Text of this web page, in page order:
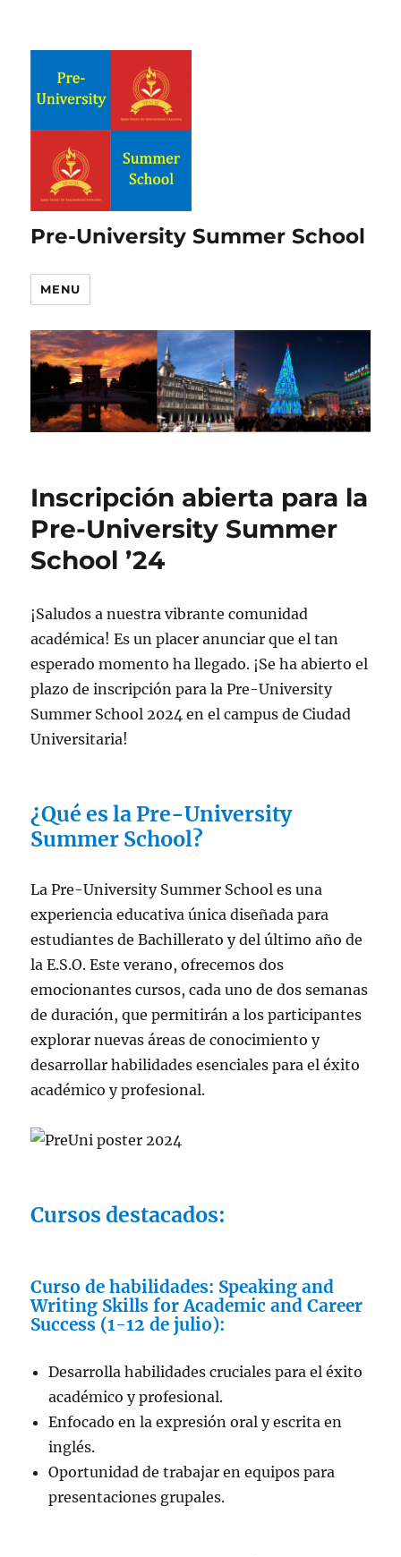
Pre-University Summer School
MENU
Inscripción abierta para la
Pre-University Summer
School ’24
¡Saludos a nuestra vibrante comunidad
académica! Es un placer anunciar que el tan
esperado momento ha llegado. ¡Se ha abierto el
plazo de inscripción para la Pre-University
Summer School 2024 en el campus de Ciudad
Universitaria!
¿Qué es la Pre-University
Summer School?
La Pre-University Summer School es una
experiencia educativa única diseñada para
estudiantes de Bachillerato y del último año de
la E.S.O. Este verano, ofrecemos dos
emocionantes cursos, cada uno de dos semanas
de duración, que permitirán a los participantes
explorar nuevas áreas de conocimiento y
desarrollar habilidades esenciales para el éxito
académico y profesional.
Cursos destacados:
Curso de habilidades: Speaking and
Writing Skills for Academic and Career
Success (1-12 de julio):
Desarrolla habilidades cruciales para el éxito
académico y profesional.
Enfocado en la expresión oral y escrita en
inglés.
Oportunidad de trabajar en equipos para
presentaciones grupales.